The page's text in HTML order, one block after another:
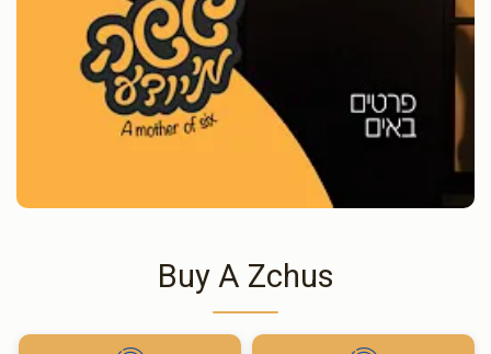
Buy A Zchus